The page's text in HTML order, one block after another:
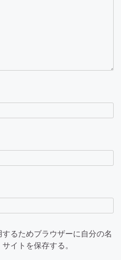
るためブラウザーに自分の名
イトを保存する。